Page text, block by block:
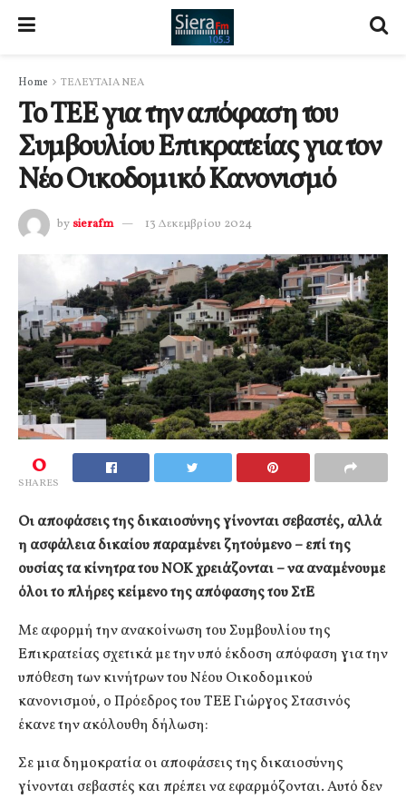
Home ΤΕΛΕΥΤΑΙΑ ΝΕΑ
Το ΤΕΕ για την απόφαση του
Συμβουλίου Επικρατείας για τον
Νέο Οικοδομικό Κανονισμό
by sierafm 13 Δεκεμβρίου 2024
0
SHARES
Οι αποφάσεις της δικαιοσύνης γίνονται σεβαστές, αλλά
η ασφάλεια δικαίου παραμένει ζητούμενο – επί της
ουσίας τα κίνητρα του ΝΟΚ χρειάζονται – να αναμένουμε
όλοι το πλήρες κείμενο της απόφασης του ΣτΕ
Με αφορμή την ανακοίνωση του Συμβουλίου της
Επικρατείας σχετικά με την υπό έκδοση απόφαση για την
υπόθεση των κινήτρων του Νέου Οικοδομικού
κανονισμού, ο Πρόεδρος του ΤΕΕ Γιώργος Στασινός
έκανε την ακόλουθη δήλωση:
Σε μια δημοκρατία οι αποφάσεις της δικαιοσύνης
γίνονται σεβαστές και πρέπει να εφαρμόζονται. Αυτό δεν